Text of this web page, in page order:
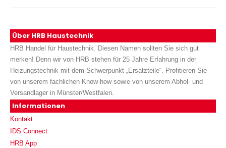
Über HRB Haustechnik
HRB Handel für Haustechnik. Diesen Namen sollten Sie sich gut
merken! Denn wir von HRB stehen für 25 Jahre Erfahrung in der
Heizungstechnik mit dem Schwerpunkt „Ersatzteile“. Profitieren Sie
von unserem fachlichen Know-how sowie von unserem Abhol- und
Versandlager in Münster/Westfalen.
Informationen
Kontakt
IDS Connect
HRB App